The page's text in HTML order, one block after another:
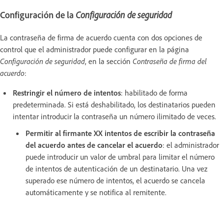
Configuración de la Configuración de seguridad
La contraseña de firma de acuerdo cuenta con dos opciones de
control que el administrador puede configurar en la página
Configuración de seguridad, en la sección Contraseña de firma del
acuerdo:
Restringir el número de intentos: habilitado de forma
predeterminada. Si está deshabilitado, los destinatarios pueden
intentar introducir la contraseña un número ilimitado de veces.
Permitir al firmante XX intentos de escribir la contraseña
del acuerdo antes de cancelar el acuerdo: el administrador
puede introducir un valor de umbral para limitar el número
de intentos de autenticación de un destinatario. Una vez
superado ese número de intentos, el acuerdo se cancela
automáticamente y se notifica al remitente.